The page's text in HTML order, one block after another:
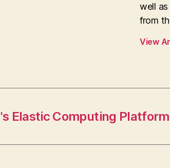
well
from
View
Elastic Computing Platform